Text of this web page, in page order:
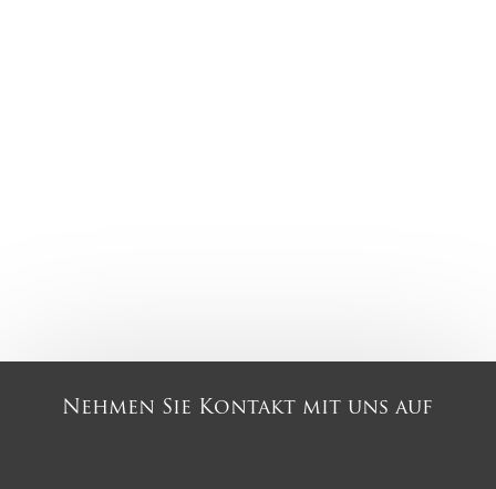
Nehmen Sie Kontakt mit uns auf